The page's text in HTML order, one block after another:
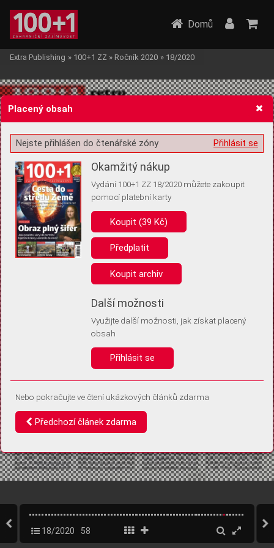
Žádost o souhlas s ukládáním volitelných informací
Pro základní fungování webu nepotřebujeme ukládat žádné informace
(tzv. cookies apod.). Rádi bychom vás ale požádali o souhlas s
uložením volitelných informací:
Anonymní unikátní ID
Díky němu příště poznáme, že se jedná o stejné zařízení, a
Identifikátor je zcela anonymní.
Vaše souhlasy a odmítnutí si ukládáme do vašeho zařízení, abychom se
vás už příště znovu neptali. Můžete je kdykoli později upravit ve Správě
Domů
Extra Publishing » 100+1 ZZ » Ročník 2020 » 18/2020
18/2020 58
Placený obsah
Přihlásit se
Nejste přihlášen do čtenářské zóny
Okamžitý nákup
Vydání 100+1 ZZ 18/2020 můžete zakoupit
pomocí platební karty
Koupit (39 Kč)
Předplatit
Koupit archiv
Další možnosti
Využijte další možnosti, jak získat placený
obsah
Přihlásit se
Nebo pokračujte ve čtení ukázkových článků zdarma
Předchozí článek zdarma